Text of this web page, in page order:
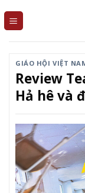
GIÁO HỘI VIỆT
Review
Hả hê và